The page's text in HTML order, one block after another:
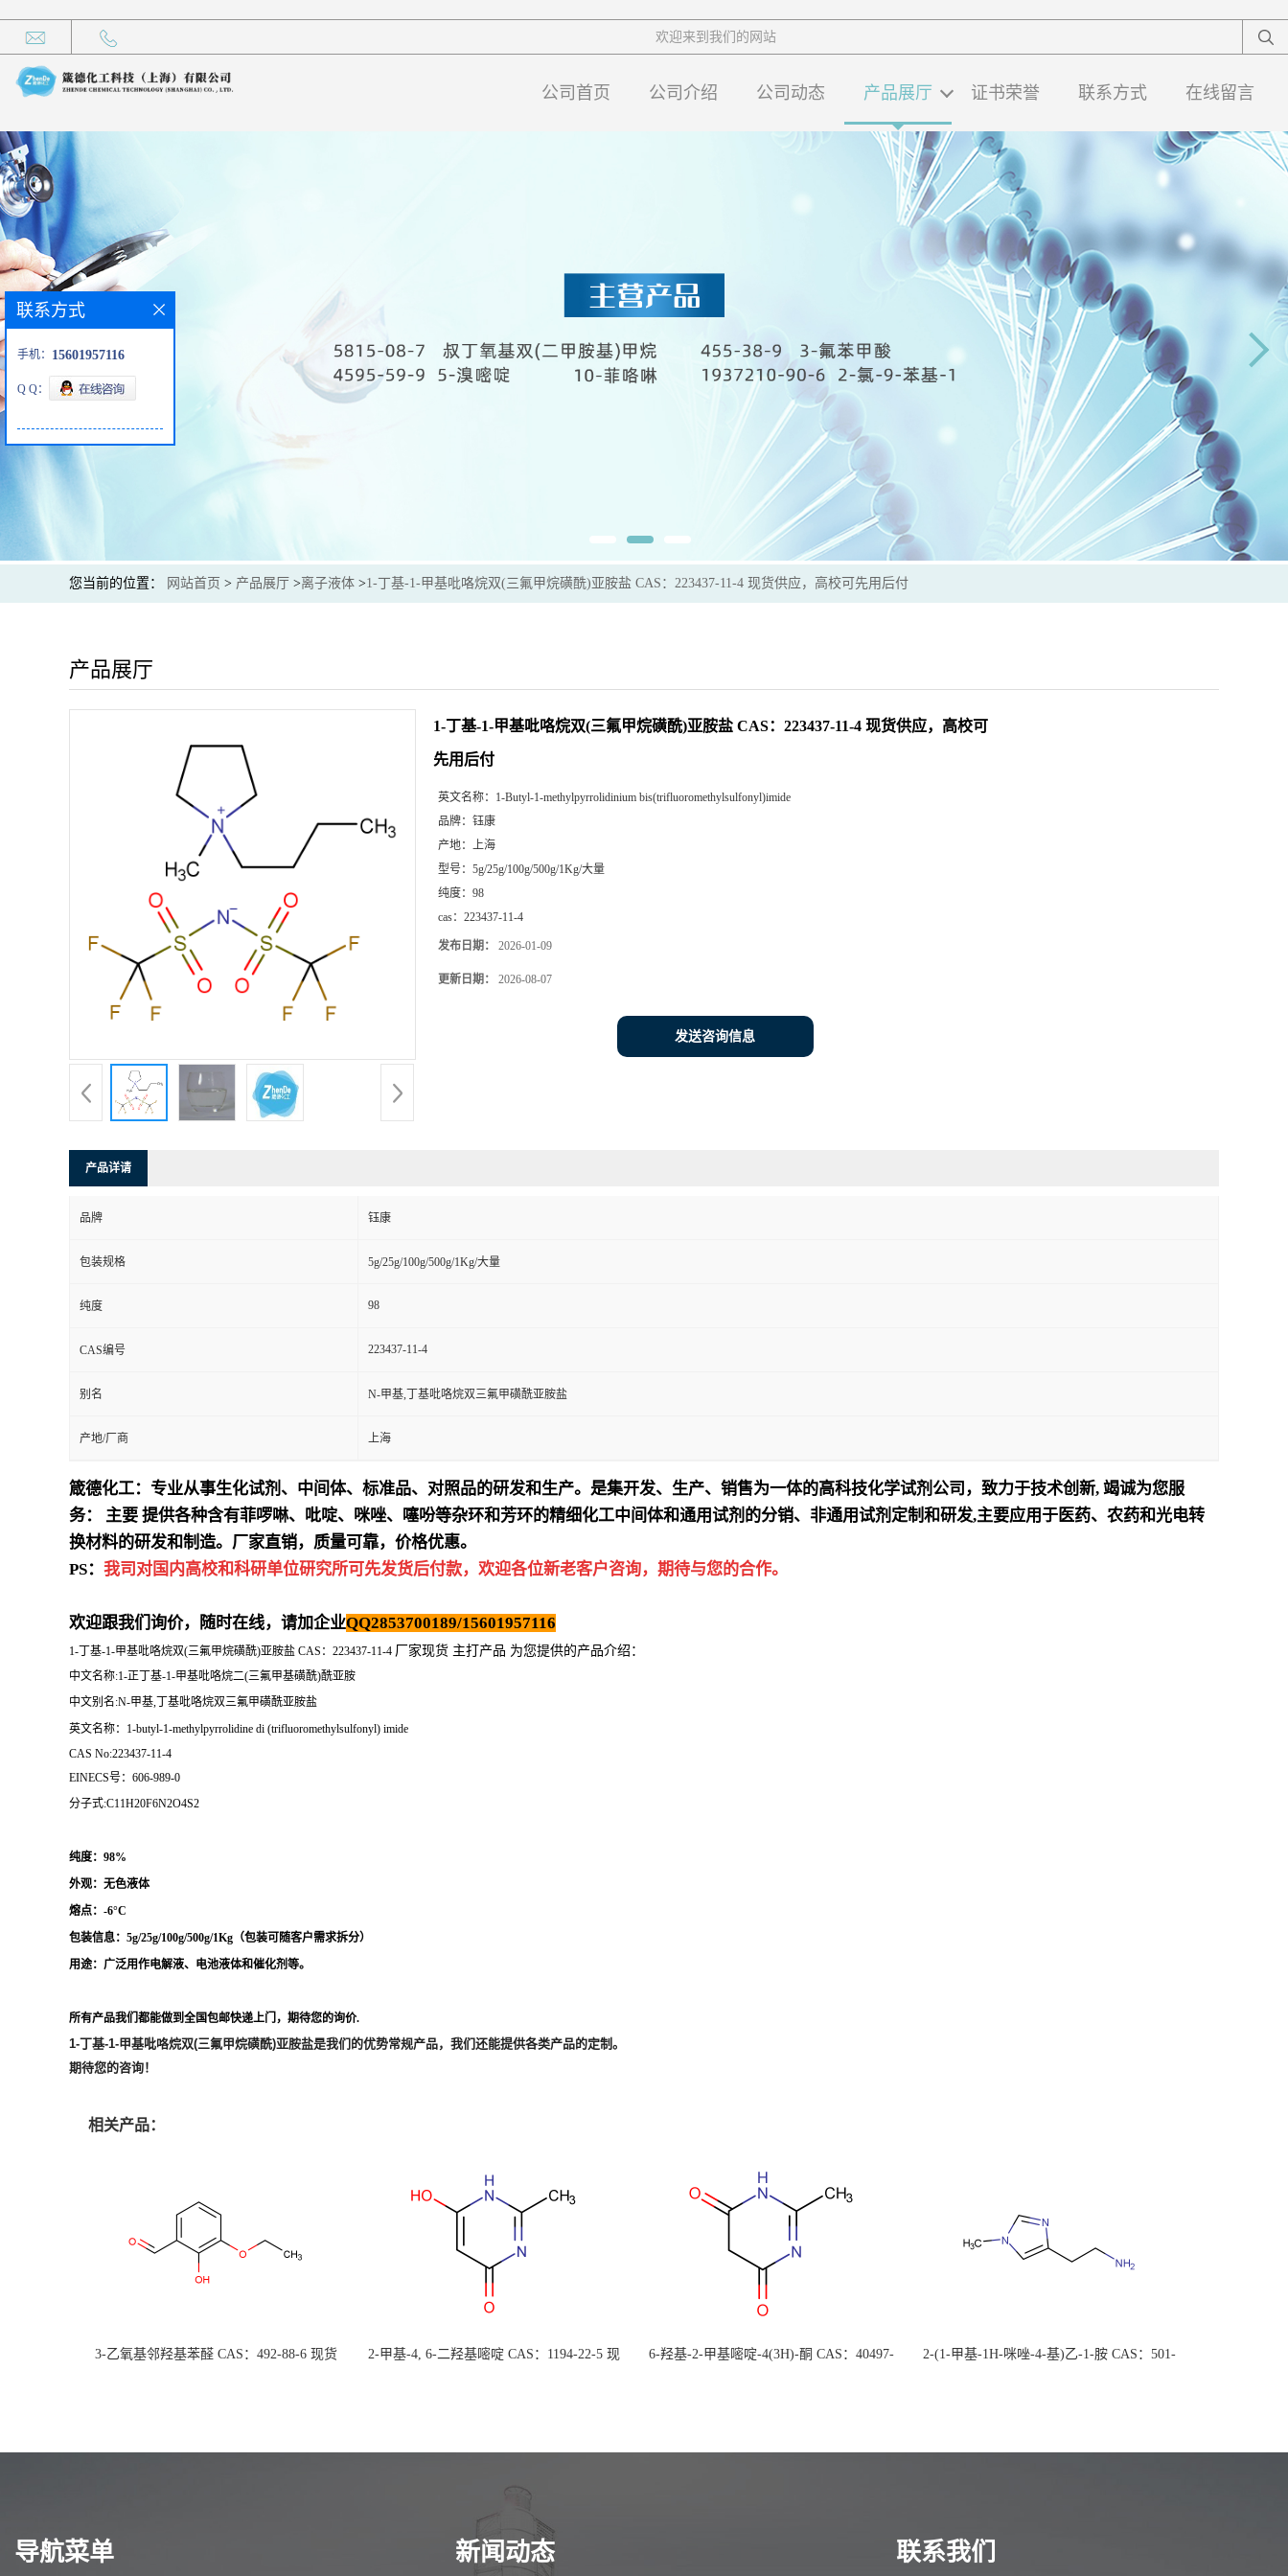
欢迎来到我们的网站
公司首页 公司介绍 公司动态 产品展厅 证书荣誉 联系方式 在线留言
您当前的位置： 网站首页 > 产品展厅 >离子液体 >1-丁基-1-甲基吡咯烷双(三氟甲烷磺酰)亚胺盐 CAS：223437-11-4 现货供应，高校可先用后付
产品展厅
1-丁基-1-甲基吡咯烷双(三氟甲烷磺酰)亚胺盐 CAS：223437-11-4 现货供应，高校可
先用后付
英文名称： 1-Butyl-1-methylpyrrolidinium bis(trifluoromethylsulfonyl)imide
品牌： 钰康
产地： 上海
型号： 5g/25g/100g/500g/1Kg/大量
纯度： 98
cas： 223437-11-4
发布日期： 2026-01-09
更新日期： 2026-08-07
发送咨询信息
产品详请
品牌 钰康
包装规格 5g/25g/100g/500g/1Kg/大量
纯度 98
CAS编号 223437-11-4
别名 N-甲基,丁基吡咯烷双三氟甲磺酰亚胺盐
产地/厂商 上海
箴德化工：专业从事生化试剂、中间体、标准品、对照品的研发和生产。是集开发、生产、销售为一体的高科技化学试剂公司，致力于技术创新, 竭诚为您服
务：
主要 提供各种含有菲啰啉、吡啶、咪唑、噻吩等杂环和芳环的精细化工中间体和通用试剂的分销、非通用试剂定制和研发,主要应用于医药、农药和光电转
换材料的研发和制造。厂家直销，质量可靠，价格优惠。
PS： 我司对国内高校和科研单位研究所可先发货后付款，欢迎各位新老客户咨询，期待与您的合作。
欢迎跟我们询价，随时在线，请加企业QQ2853700189/15601957116
1-丁基-1-甲基吡咯烷双(三氟甲烷磺酰)亚胺盐 CAS：223437-11-4 厂家现货 主打产品 为您提供的产品介绍 ：
中文名称:1-正丁基-1-甲基吡咯烷二(三氟甲基磺酰)酰亚胺
中文别名:N-甲基,丁基吡咯烷双三氟甲磺酰亚胺盐
英文名称：1-butyl-1-methylpyrrolidine di (trifluoromethylsulfonyl) imide
CAS No:223437-11-4
EINECS号：606-989-0
分子式:C11H20F6N2O4S2
纯度：98%
外观：无色液体
熔点： -6°C
包装信息：5g/25g/100g/500g/1Kg（包装可随客户需求拆分）
用途： 广泛用作电解液、电池液体和催化剂等。
所有产品我们都能做到全国包邮快递上门，期待您的询价.
1-丁基-1-甲基吡咯烷双(三氟甲烷磺酰)亚胺盐是我们的优势常规产品，我们还能提供各类产品的定制。
期待您的咨询！
相关产品：
3-乙氧基邻羟基苯醛 CAS：492-88-6 现货
2-甲基-4, 6-二羟基嘧啶 CAS：1194-22-5 现
6-羟基-2-甲基嘧啶-4(3H)-酮 CAS：40497-
2-(1-甲基-1H-咪唑-4-基)乙-1-胺 CAS：501-
联系方式
手机： 15601957116
Q Q：
导航菜单 新闻动态 联系我们